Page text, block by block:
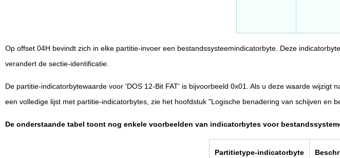
Op offset 04H bevindt zich in elke partitie-invoer een bestandssysteemindicatorbyte. Deze
verandert de sectie-identificatie.
De partitie-indicatorbytewaarde voor 'DOS 12-Bit FAT' is bijvoorbeeld 0x01. Als u deze waarde
een volledige lijst met partitie-indicatorbytes, zie het hoofdstuk "Logische benadering van schijven en
De onderstaande tabel toont nog enkele voorbeelden van indicatorbytes voor
Partitietype-indicatorbyte